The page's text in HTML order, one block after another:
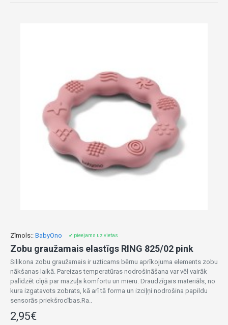
Zīmols:: BabyOno ✔ pieejams uz vietas
Zobu graužamais elastīgs RING 825/02 pink
Silikona zobu graužamais ir uzticams bērnu aprīkojuma elements zobu
nākšanas laikā. Pareizas temperatūras nodrošināšana var vēl vairāk
palīdzēt cīņā par mazuļa komfortu un mieru. Draudzīgais materiāls, no
kura izgatavots zobrats, kā arī tā forma un izciļņi nodrošina papildu
sensorās priekšrocības.Ra..
2,95€